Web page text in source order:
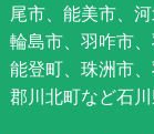
尾市、能美市、
輪島市、羽咋市
能登町、珠洲市
郡川北町など石